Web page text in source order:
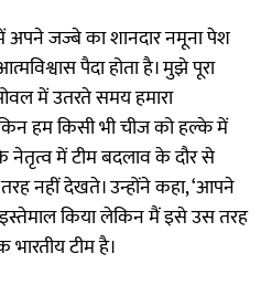
में अपने जज्बे का शानदार नमूना पेश
पैदा होता है। मुझे पूरा
में उतरते समय हमारा
हम किसी भी चीज को हल्के में
में टीम बदलाव के दौर से
नहीं देखते। उन्होंने कहा, ‘आपने
किया लेकिन मैं इसे उस तरह
टीम है।